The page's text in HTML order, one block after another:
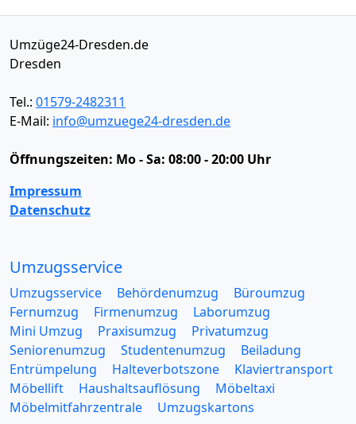
Umzüge24-Dresden.de
Dresden
Tel.: 01579-2482311
E-Mail: info@umzuege24-dresden.de
Öffnungszeiten: Mo - Sa: 08:00 - 20:00 Uhr
Impressum
Datenschutz
Umzugsservice
Umzugsservice Behördenumzug
Büroumzug
Fernumzug
Firmenumzug
Laborumzug
Mini Umzug
Praxisumzug
Privatumzug
Seniorenumzug
Studentenumzug
Beiladung
Entrümpelung
Halteverbotszone
Klaviertransport
Möbellift
Haushaltsauflösung
Möbeltaxi
Möbelmitfahrzentrale
Umzugskartons